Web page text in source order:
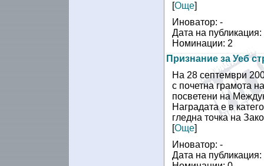
[Още]
Иноватор: -
Дата на
Номинации: 2
Признание за Уеб
На 28 септември
с почетна грамота
посветени на
Наградата е в
гледна точка на
[Още]
Иноватор: -
Дата на